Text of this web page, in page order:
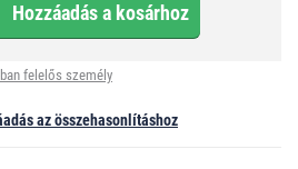
Hozzáadás a kosárhoz
ban felelős személy
az összehasonlításhoz